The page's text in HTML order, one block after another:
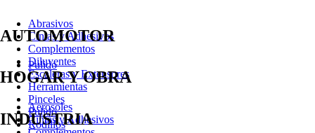
Abrasivos
Cintas y Adhesivos
Complementos
Diluyentes
Escaleras y Extensores
Herramientas
Pinceles
Pulido
Rodillos
AUTOMOTOR
Pulido
HOGAR Y OBRA
Aerosoles
Cintas y Adhesivos
INDUSTRIA